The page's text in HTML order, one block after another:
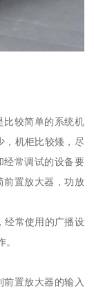
比较简单的系统机
，机柜比较矮，尽
经常调试的设备要
前置放大器，功放
经常使用的广播设
置放大器的输入